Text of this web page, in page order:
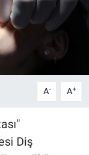
A- A+
Diş